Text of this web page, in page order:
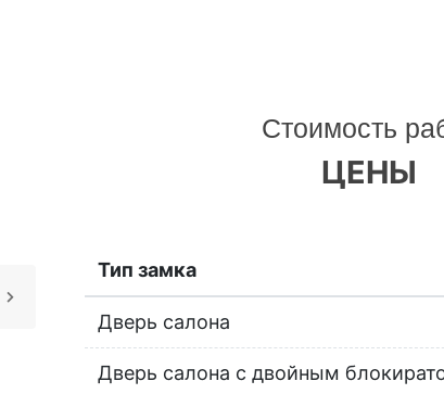
Стоимость
ЦЕНЫ
Тип замка
Дверь салона
Дверь салона с двойным